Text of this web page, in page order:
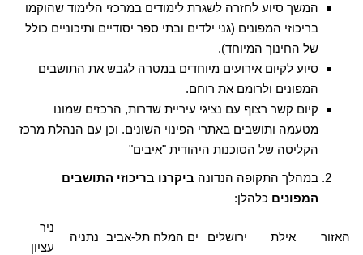
המשך סיוע לחזרה לשגרת לימודים במרכזי הלימוד שהוקמו
בריכוזי המפונים (גני ילדים ובתי ספר יסודיים ותיכוניים כולל
של החינוך המיוחד).
סיוע לקיום אירועים מיוחדים במטרה לגבש את התושבים
המפונים ולרומם את רוחם.
קיום קשר רצוף עם נציגי עיריית שדרות, הרכזים שמונו
מטעמה ותושבים באתרי הפינוי השונים. וכן עם הנהלת מרכז
הקליטה של הסוכנות היהודית "איבים"
במהלך התקופה הנדונה ביקרנו בריכוזי התושבים
המפונים כלהלן:
האזור אילת ירושלים ים המלח תל-אביב נתניה
ניר
עציון